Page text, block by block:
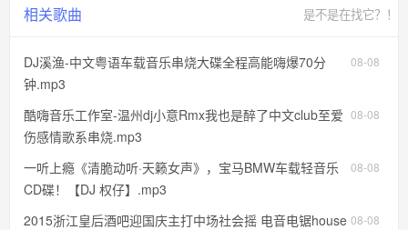
相关歌曲 是不是在找它？！
08-08
DJ溪渔-中文粤语车载音乐串烧大碟全程高能嗨爆70分
钟.mp3
08-08
酷嗨音乐工作室-温州dj小意Rmx我也是醉了中文club至爱
伤感情歌系串烧.mp3
08-08
一听上瘾《清脆动听·天籁女声》，宝马BMW车载轻音乐
CD碟！【DJ 权仔】.mp3
08-08
2015浙江皇后酒吧迎国庆主打中场社会摇 电音电锯house